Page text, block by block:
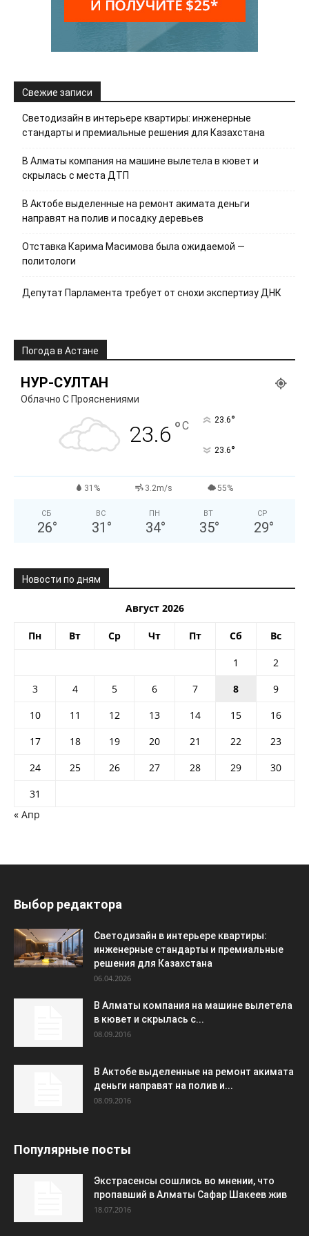
Свежие записи
Светодизайн в интерьере квартиры: инженерные
стандарты и премиальные решения для Казахстана
В Алматы компания на машине вылетела в кювет и
скрылась с места ДТП
В Актобе выделенные на ремонт акимата деньги
направят на полив и посадку деревьев
Отставка Карима Масимова была ожидаемой —
политологи
Депутат Парламента требует от снохи экспертизу ДНК
Погода в Астане
НУР-СУЛТАН
Облачно С Прояснениями
23.6 °C 23.6°
23.6°
31% 3.2m/s 55%
СБ
26°
ВС
31 °
ПН
34°
ВТ
35°
СР
29°
Новости по дням
Август 2026
Пн Вт Ср Чт Пт Сб Вс
1
2
3
4 5 6 7 8
9
10
11 12 13 14 15
16
17
18 19 20 21 22
23
24
25 26 27 28 29
30
31
« Апр
Выбор редактора
Светодизайн в интерьере квартиры:
инженерные стандарты и премиальные
решения для Казахстана
06.04.2026
В Алматы компания на машине вылетела
в кювет и скрылась с...
08.09.2016
В Актобе выделенные на ремонт акимата
деньги направят на полив и...
08.09.2016
Популярные посты
Экстрасенсы сошлись во мнении, что
пропавший в Алматы Сафар Шакеев жив
18.07.2016